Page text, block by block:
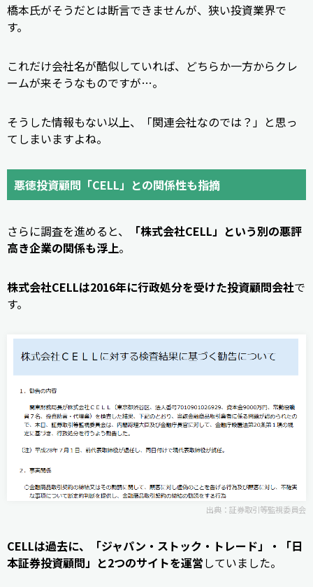
橋本氏がそうだとは断言できませんが、狭い投資業界で
す。
これだけ会社名が酷似していれば、どちらか一方からクレ
ームが来そうなものですが…。
そうした情報もない以上、「関連会社なのでは？」と思っ
てしまいますよね。
悪徳投資顧問「CELL」との関係性も指摘
さらに調査を進めると、
「株式会社CELL」という別の悪評
高き企業の関係も浮上。
株式会社CELLは2016年に行政処分を受けた投資顧問会社で
す。
出典： 証券取引等監視委員会
CELLは過去に、「ジャパン・ストック・トレード」・「日
本証券投資顧問」と2つのサイトを運営していました。